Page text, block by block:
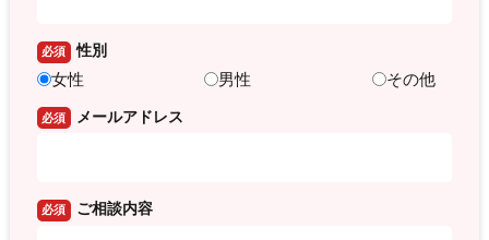
必須 性別
女性 男性 その他
必須 メールアドレス
必須 ご相談内容